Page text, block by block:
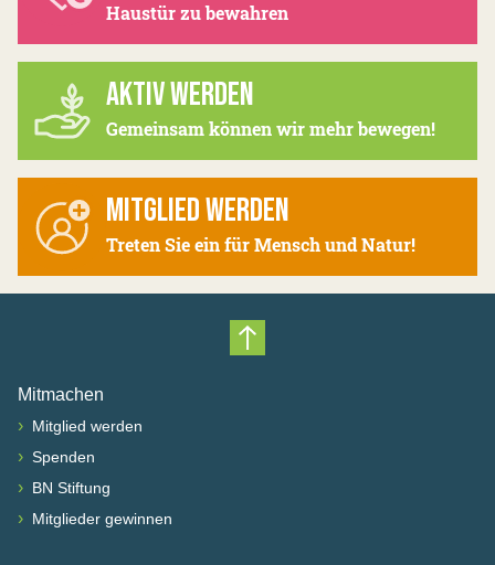
Haustür zu bewahren
AKTIV WERDEN
Gemeinsam können wir mehr bewegen!
MITGLIED WERDEN
Treten Sie ein für Mensch und Natur!
Nach oben scrollen
Mitmachen
› Mitglied werden
› Spenden
› BN Stiftung
› Mitglieder gewinnen